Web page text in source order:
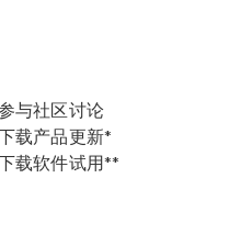
与社区讨论
载产品更新*
载软件试用**